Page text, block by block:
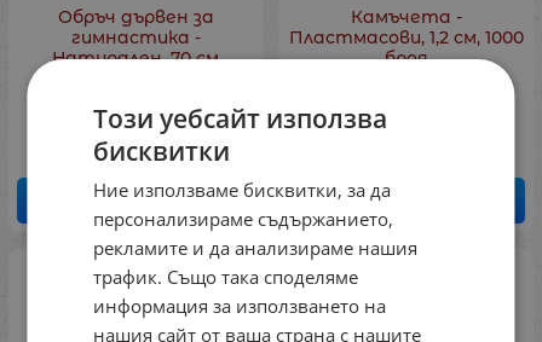
Обръч дървен за
гимнастика -
Натурален, 70 см
€ / 53.00 лв.
КУПИ
Камъчета -
Пластмасови, 1,2 см, 1000
броя
38.00 €
КУПИ
Този уебсайт използва
бисквитки
Ние използваме бисквитки, за да
персонализираме съдържанието,
рекламите и да анализираме нашия
трафик. Също така споделяме
информация за използването на
нашия сайт от ваша страна с нашите